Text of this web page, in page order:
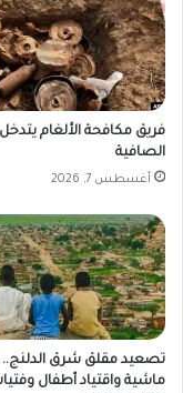
فريق مكافحة الألغام
الصافية
أغسطس 7, 2026
تصعيد مقلق شرق
ماشية واقتياد أطفال